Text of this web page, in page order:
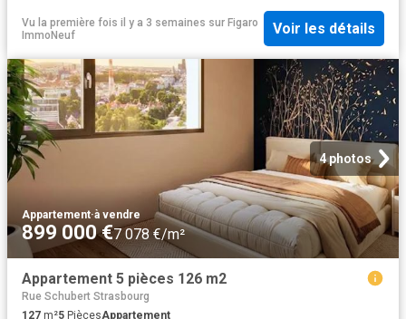
Vu la première fois il y a 3 semaines sur Figaro
ImmoNeuf
Voir les détails
4 photos
Appartement·à vendre
899 000 €7 078 €/m²
Appartement 5 pièces 126 m2
Rue Schubert Strasbourg
127 m²5 PiècesAppartement